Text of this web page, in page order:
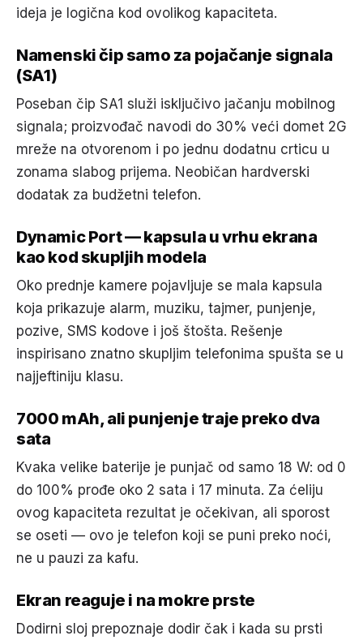
ideja je logična kod ovolikog kapaciteta.
Namenski čip samo za pojačanje signala
(SA1)
Poseban čip SA1 služi isključivo jačanju mobilnog
signala; proizvođač navodi do 30% veći domet 2G
mreže na otvorenom i po jednu dodatnu crticu u
zonama slabog prijema. Neobičan hardverski
dodatak za budžetni telefon.
Dynamic Port — kapsula u vrhu ekrana
kao kod skupljih modela
Oko prednje kamere pojavljuje se mala kapsula
koja prikazuje alarm, muziku, tajmer, punjenje,
pozive, SMS kodove i još štošta. Rešenje
inspirisano znatno skupljim telefonima spušta se u
najjeftiniju klasu.
7000 mAh, ali punjenje traje preko dva
sata
Kvaka velike baterije je punjač od samo 18 W: od 0
do 100% prođe oko 2 sata i 17 minuta. Za ćeliju
ovog kapaciteta rezultat je očekivan, ali sporost
se oseti — ovo je telefon koji se puni preko noći,
ne u pauzi za kafu.
Ekran reaguje i na mokre prste
Dodirni sloj prepoznaje dodir čak i kada su prsti